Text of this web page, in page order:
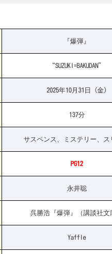
『爆弾』
“SUZUKI=BAKUDAN”
2025年10月31日 (金)
137分
サスペンス、ミステリー、ス
PG12
永井聡
呉勝浩『爆弾』（講談社文
Yaffle